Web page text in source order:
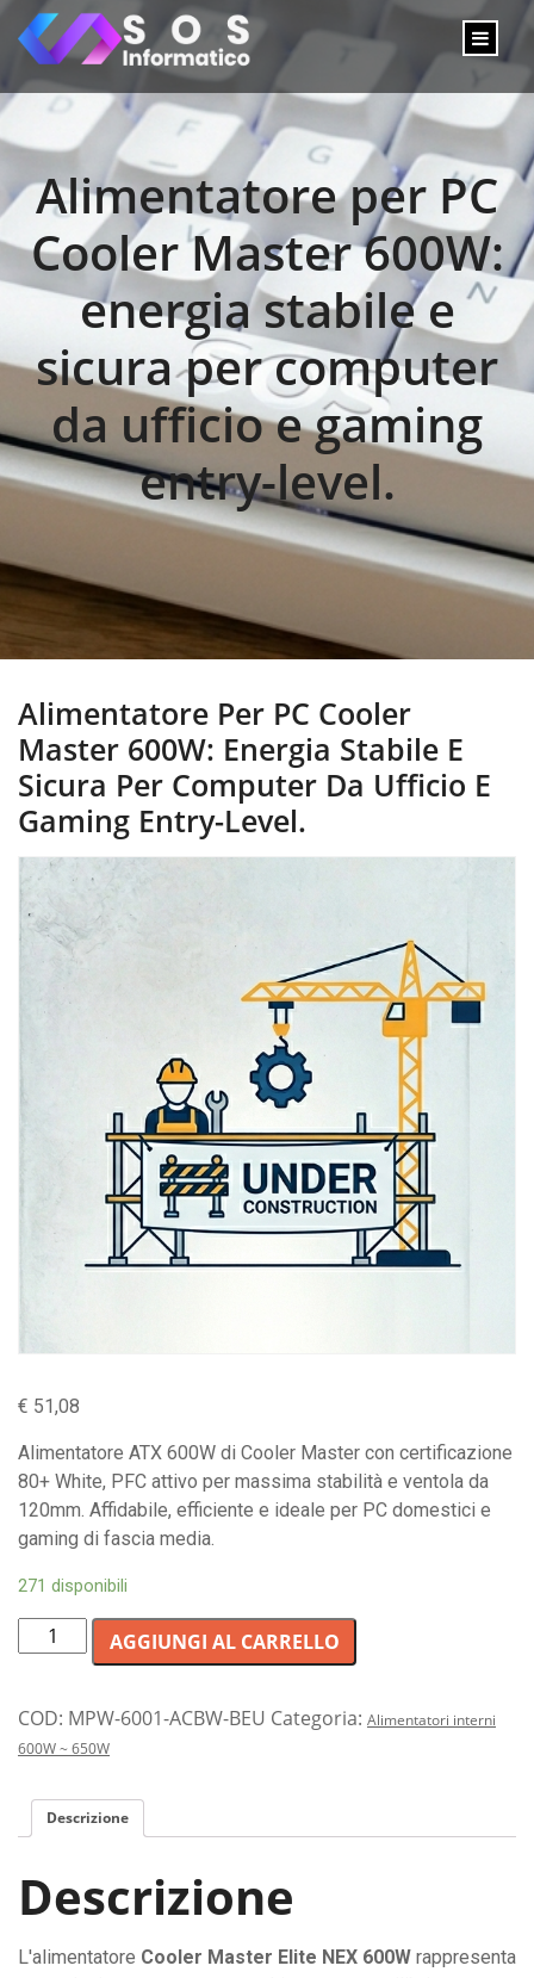
Alimentatore per PC
Cooler Master 600W:
energia stabile e
sicura per computer
da ufficio e gaming
entry-level.
Alimentatore Per PC Cooler
Master 600W: Energia Stabile E
Sicura Per Computer Da Ufficio E
Gaming Entry-Level.
€ 51,08
Alimentatore ATX 600W di Cooler Master con certificazione
80+ White, PFC attivo per massima stabilità e ventola da
120mm. Affidabile, efficiente e ideale per PC domestici e
gaming di fascia media.
271 disponibili
Alimentatore
per
Cooler
Master
energia
stabile
sicura
per
computer
AGGIUNGI AL CARRELLO
COD: MPW-6001-ACBW-BEU Categoria: Alimentatori interni
600W ~ 650W
Descrizione
Descrizione
L'alimentatore Cooler Master Elite NEX 600W rappresenta